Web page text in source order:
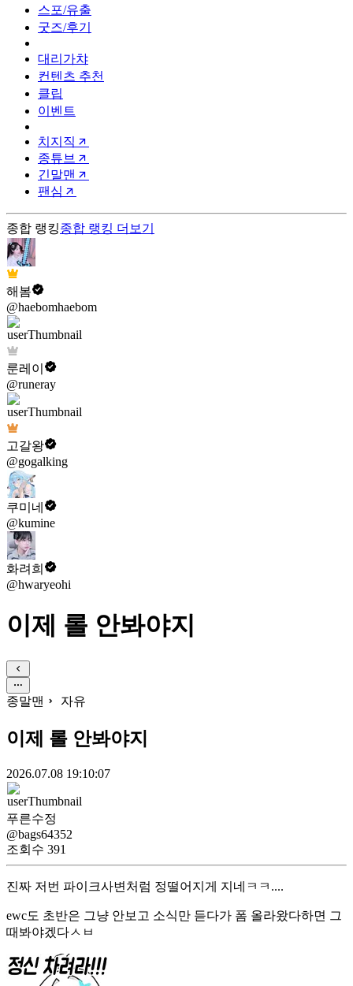
스포/유출
굿즈/후기
대리가챠
컨텐츠 추천
클립
이벤트
치지직
종튜브
긴말맨
팬심
종합 랭킹종합 랭킹 더보기
해봄
@haebomhaebom
룬레이
@runeray
고갈왕
@gogalking
쿠미네
@kumine
화려희
@hwaryeohi
이제 롤 안봐야지
종말맨 자유
이제 롤 안봐야지
2026.07.08 19:10:07
푸른수정
@bags64352
조회수 391
진짜 저번 파이크사변처럼 정떨어지게 지네ㅋㅋ....
ewc도 초반은 그냥 안보고 소식만 듣다가 폼 올라왔다하면 그
때봐야겠다ㅅㅂ